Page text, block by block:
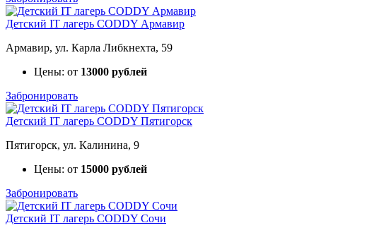
Детский IT лагерь CODDY Армавир
Армавир, ул. Карла Либкнехта, 59
Цены: от 13000 рублей
Забронировать
Детский IT лагерь CODDY Пятигорск
Пятигорск, ул. Калинина, 9
Цены: от 15000 рублей
Забронировать
Детский IT лагерь CODDY Сочи